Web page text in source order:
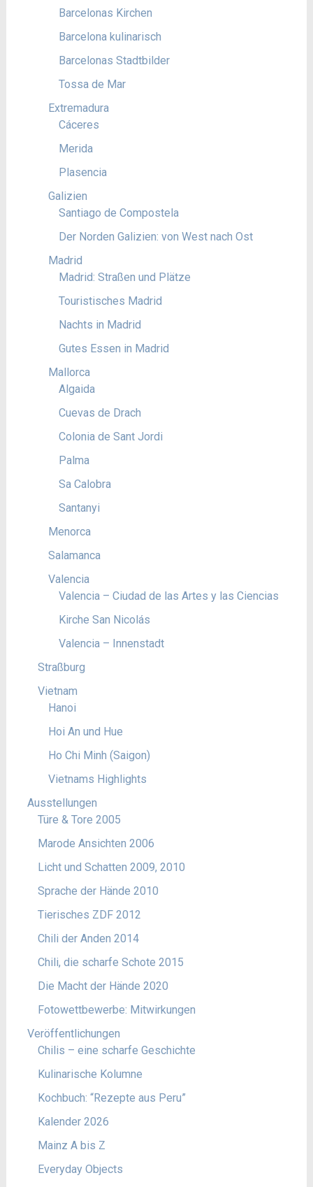
Barcelonas Kirchen
Barcelona kulinarisch
Barcelonas Stadtbilder
Tossa de Mar
Extremadura
Cáceres
Merida
Plasencia
Galizien
Santiago de Compostela
Der Norden Galizien: von West nach Ost
Madrid
Madrid: Straßen und Plätze
Touristisches Madrid
Nachts in Madrid
Gutes Essen in Madrid
Mallorca
Algaida
Cuevas de Drach
Colonia de Sant Jordi
Palma
Sa Calobra
Santanyi
Menorca
Salamanca
Valencia
Valencia – Ciudad de las Artes y las Ciencias
Kirche San Nicolás
Valencia – Innenstadt
Straßburg
Vietnam
Hanoi
Hoi An und Hue
Ho Chi Minh (Saigon)
Vietnams Highlights
Ausstellungen
Türe & Tore 2005
Marode Ansichten 2006
Licht und Schatten 2009, 2010
Sprache der Hände 2010
Tierisches ZDF 2012
Chili der Anden 2014
Chili, die scharfe Schote 2015
Die Macht der Hände 2020
Fotowettbewerbe: Mitwirkungen
Veröffentlichungen
Chilis – eine scharfe Geschichte
Kulinarische Kolumne
Kochbuch: “Rezepte aus Peru”
Kalender 2026
Mainz A bis Z
Everyday Objects